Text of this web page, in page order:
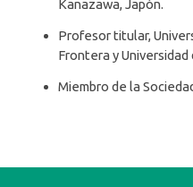
Kanazawa, Japón.
Profesor titular,
Frontera y
Miembro de la